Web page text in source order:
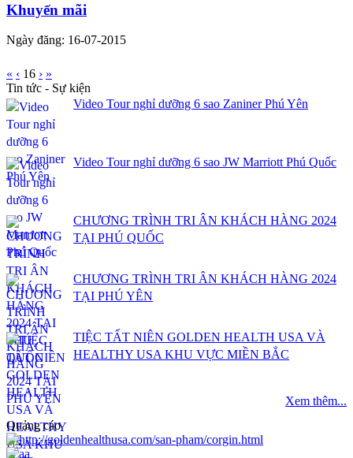
Khuyến mãi
Ngày đăng: 16-07-2015
« ‹ 16 › »
Tin tức - Sự kiện
Video Tour nghỉ dưỡng 6 sao Zaniner Phú Yên
Video Tour nghỉ dưỡng 6 sao JW Marriott Phú Quốc
CHƯƠNG TRÌNH TRI ÂN KHÁCH HÀNG 2024
TẠI PHÚ QUỐC
CHƯƠNG TRÌNH TRI ÂN KHÁCH HÀNG 2024
TẠI PHÚ YÊN
TIỆC TẤT NIÊN GOLDEN HEALTH USA VÀ
HEALTHY USA KHU VỰC MIỀN BẮC
Xem thêm...
Quảng cáo